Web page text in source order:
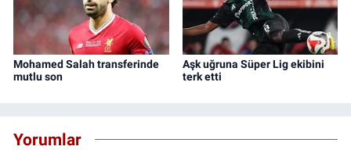
Mohamed Salah transferinde
mutlu son
Aşk uğruna Süper Lig ekibini
terk etti
Yorumlar